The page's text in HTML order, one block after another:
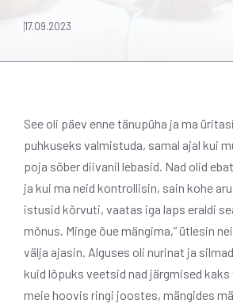
17.09.2023
See oli päev enne tänupüha ja ma
puhkuseks valmistuda, samal ajal kui
poja sõber diivanil lebasid. Nad olid
ja kui ma neid kontrollisin, sain kohe
istusid kõrvuti, vaatas iga laps eraldi
mõnus. Minge õue mängima,” ütlesin
välja ajasin. Alguses oli nurinat ja
kuid lõpuks veetsid nad järgmised
meie hoovis ringi joostes, mängides